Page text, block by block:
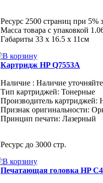
Ресурс 2500 страниц при 5%
Масса товара с упаковкой
Габариты 33 x 16.5 x 11см
Картридж HP Q7553A
Наличие : Наличие уточняйте
Тип картриджей: Тонерные
Производитель картриджей:
Признак оригинальности:
Принцип печати: Лазерный
Ресурс до 3000 стр.
Печатающая головка HP